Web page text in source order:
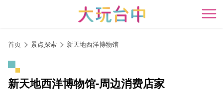
开
首页 景点探索 新天地西洋博物馆
新天地西洋博物馆-周边消费店家